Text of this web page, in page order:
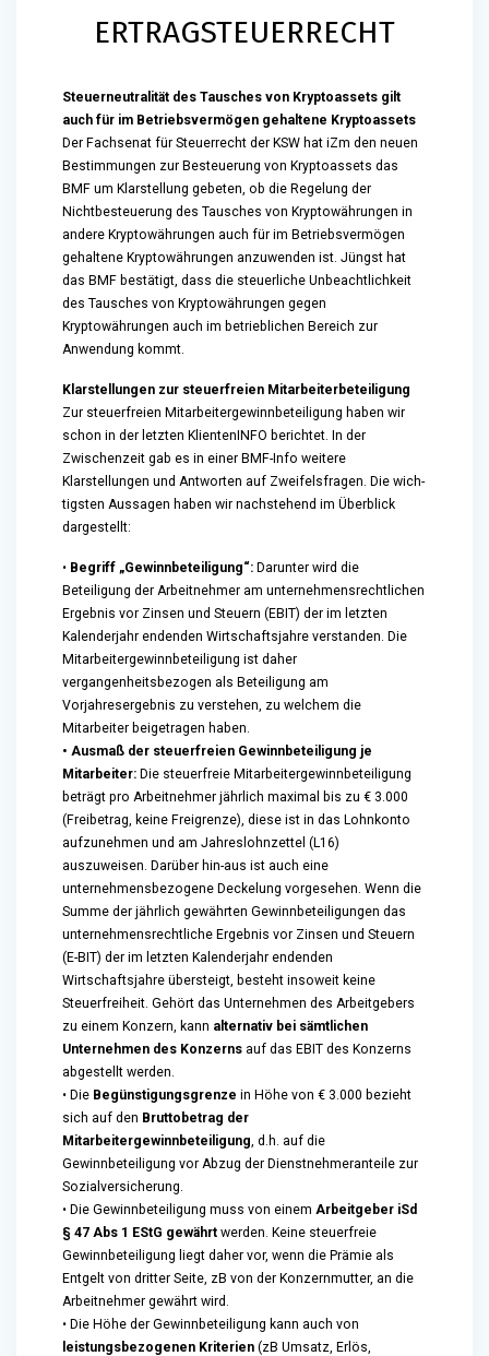
ERTRAGSTEUERRECHT
Steuerneutralität des Tausches von Kryptoassets gilt
auch für im Betriebsvermögen gehaltene Kryptoassets
Der Fachsenat für Steuerrecht der KSW hat iZm den neuen
Bestimmungen zur Besteuerung von Kryptoassets das
BMF um Klarstellung gebeten, ob die Regelung der
Nichtbesteuerung des Tausches von Kryptowährungen in
andere Kryptowährungen auch für im Betriebsvermögen
gehaltene Kryptowährungen anzuwenden ist. Jüngst hat
das BMF bestätigt, dass die steuerliche Unbeachtlichkeit
des Tausches von Kryptowährungen gegen
Kryptowährungen auch im betrieblichen Bereich zur
Anwendung kommt.
Klarstellungen zur steuerfreien Mitarbeiterbeteiligung
Zur steuerfreien Mitarbeitergewinnbeteiligung haben wir
schon in der letzten KlientenINFO berichtet. In der
Zwischenzeit gab es in einer BMF-Info weitere
Klarstellungen und Antworten auf Zweifelsfragen. Die wich-
tigsten Aussagen haben wir nachstehend im Überblick
dargestellt:
• Begriff „Gewinnbeteiligung“: Darunter wird die
Beteiligung der Arbeitnehmer am unternehmensrechtlichen
Ergebnis vor Zinsen und Steuern (EBIT) der im letzten
Kalenderjahr endenden Wirtschaftsjahre verstanden. Die
Mitarbeitergewinnbeteiligung ist daher
vergangenheitsbezogen als Beteiligung am
Vorjahresergebnis zu verstehen, zu welchem die
Mitarbeiter beigetragen haben.
• Ausmaß der steuerfreien Gewinnbeteiligung je
Mitarbeiter: Die steuerfreie Mitarbeitergewinnbeteiligung
beträgt pro Arbeitnehmer jährlich maximal bis zu € 3.000
(Freibetrag, keine Freigrenze), diese ist in das Lohnkonto
aufzunehmen und am Jahreslohnzettel (L16)
auszuweisen. Darüber hin-aus ist auch eine
unternehmensbezogene Deckelung vorgesehen. Wenn die
Summe der jährlich gewährten Gewinnbeteiligungen das
unternehmensrechtliche Ergebnis vor Zinsen und Steuern
(E-BIT) der im letzten Kalenderjahr endenden
Wirtschaftsjahre übersteigt, besteht insoweit keine
Steuerfreiheit. Gehört das Unternehmen des Arbeitgebers
zu einem Konzern, kann alternativ bei sämtlichen
Unternehmen des Konzerns auf das EBIT des Konzerns
abgestellt werden.
• Die Begünstigungsgrenze in Höhe von € 3.000 bezieht
sich auf den Bruttobetrag der
Mitarbeitergewinnbeteiligung, d.h. auf die
Gewinnbeteiligung vor Abzug der Dienstnehmeranteile zur
Sozialversicherung.
• Die Gewinnbeteiligung muss von einem Arbeitgeber iSd
§ 47 Abs 1 EStG gewährt werden. Keine steuerfreie
Gewinnbeteiligung liegt daher vor, wenn die Prämie als
Entgelt von dritter Seite, zB von der Konzernmutter, an die
Arbeitnehmer gewährt wird.
• Die Höhe der Gewinnbeteiligung kann auch von
leistungsbezogenen Kriterien (zB Umsatz, Erlös,